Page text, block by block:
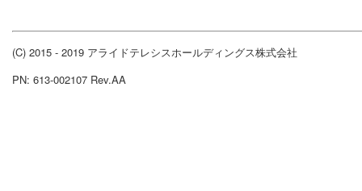
(C) 2015 - 2019 アライドテレシスホールディングス株式会社
PN: 613-002107 Rev.AA